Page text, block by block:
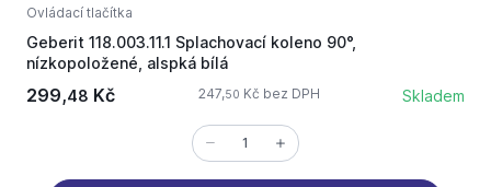
Ovládací tlačítka
Geberit 118.003.11.1 Splachovací koleno 90°,
nízkopoložené, alspká bílá
299,48 Kč 247,50 Kč bez DPH Skladem